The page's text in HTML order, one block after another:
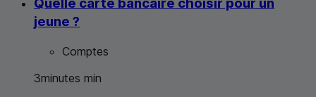
jeune ?
Comptes
3minutes min